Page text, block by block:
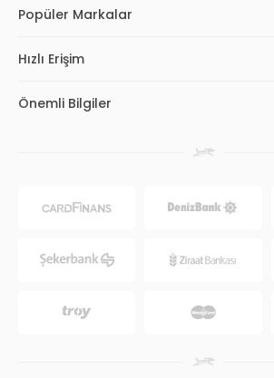
Popüler Markalar
Hızlı Erişim
Önemli Bilgiler